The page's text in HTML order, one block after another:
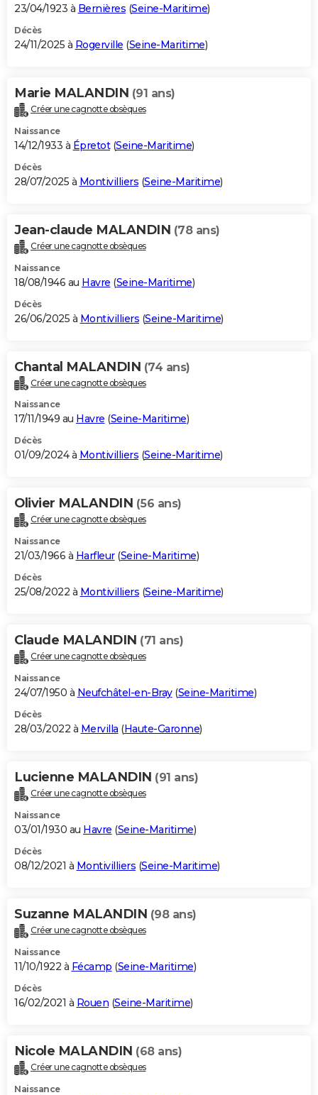
S'inscrire
Se connecter
Lycées
Collèges
Primaires
Universités
Entreprises
Service militaire
Avis de recherche
AVIS DE DÉCÈS
Bricolage
Lifestyle
Culture
Sport
Auto
Television
Voyage
Cinema
23/04/1923 à Bernières (Seine-Maritime)
Décès
24/11/2025 à Rogerville (Seine-Maritime)
Marie MALANDIN (91 ans)
Créer une cagnotte obsèques
Naissance
14/12/1933 à Épretot(Seine-Maritime)
Décès
28/07/2025 à Montivilliers (Seine-Maritime)
Jean-claude MALANDIN (78 ans)
Créer une cagnotte obsèques
Naissance
18/08/1946 au Havre (Seine-Maritime)
Décès
26/06/2025 à Montivilliers (Seine-Maritime)
Chantal MALANDIN (74 ans)
Créer une cagnotte obsèques
Naissance
17/11/1949 au Havre (Seine-Maritime)
Décès
01/09/2024 à Montivilliers (Seine-Maritime)
Olivier MALANDIN (56 ans)
Créer une cagnotte obsèques
Naissance
21/03/1966 à Harfleur(Seine-Maritime)
Décès
25/08/2022 à Montivilliers (Seine-Maritime)
Claude MALANDIN (71 ans)
Créer une cagnotte obsèques
Naissance
24/07/1950 à Neufchâtel-en-Bray(Seine-Maritime)
Décès
28/03/2022 à Mervilla (Haute-Garonne)
Lucienne MALANDIN (91 ans)
Créer une cagnotte obsèques
Naissance
03/01/1930 au Havre (Seine-Maritime)
Décès
08/12/2021 à Montivilliers (Seine-Maritime)
Suzanne MALANDIN (98 ans)
Créer une cagnotte obsèques
Naissance
11/10/1922 à Fécamp (Seine-Maritime)
Décès
16/02/2021 à Rouen (Seine-Maritime)
Nicole MALANDIN (68 ans)
Créer une cagnotte obsèques
Naissance